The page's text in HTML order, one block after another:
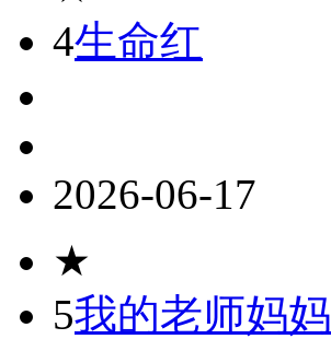
4生命红
2026-06-17
★
5我的老师妈妈